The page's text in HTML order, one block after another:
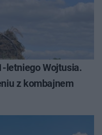
letniego Wojtusia.
z kombajnem